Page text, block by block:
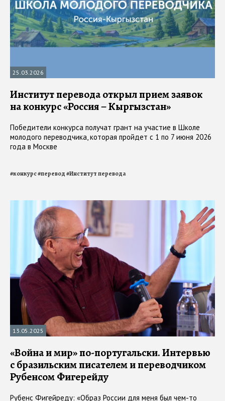
25.03.2026
Институт перевода открыл прием заявок
на конкурс «Россия – Кыргызстан»
Победители конкурса получат грант на участие в Школе
молодого переводчика, которая пройдет с 1 по 7 июня 2026
года в Москве
#конкурс#перевод#Институт перевода
13.05.2025
«Война и мир» по-португальски. Интервью
с бразильским писателем и переводчиком
Рубенсом Фигерейду
Рубенс Фигейреду: «Образ России для меня был чем-то